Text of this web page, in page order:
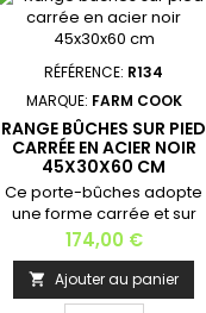
RÉFÉRENCE: R134
MARQUE: FARM COOK
RANGE BÛCHES SUR PIED
CARRÉE EN ACIER NOIR
45X30X60 CM
Ce porte-bûches adopte
une forme carrée et sur
pied qui lui donne un design
très moderne. Réalisé en
acier en noir, il se révèle
aussi beau que robuste, ce
Prix
174,00 €
 Ajouter au panier